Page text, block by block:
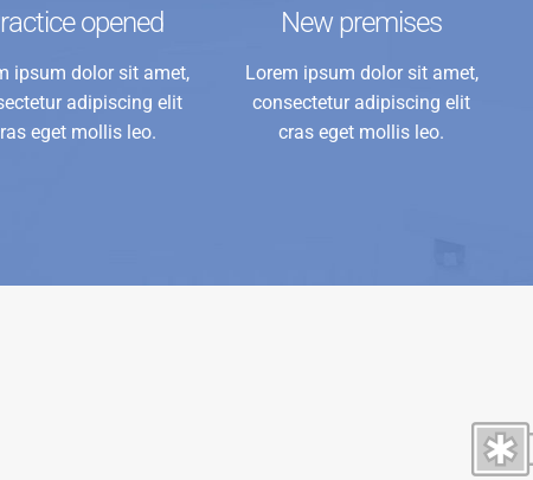
opened
ipsum dolor sit amet,
adipiscing elit
eget mollis leo.
New premises
Lorem ipsum dolor sit amet,
consectetur adipiscing elit
cras eget mollis leo.